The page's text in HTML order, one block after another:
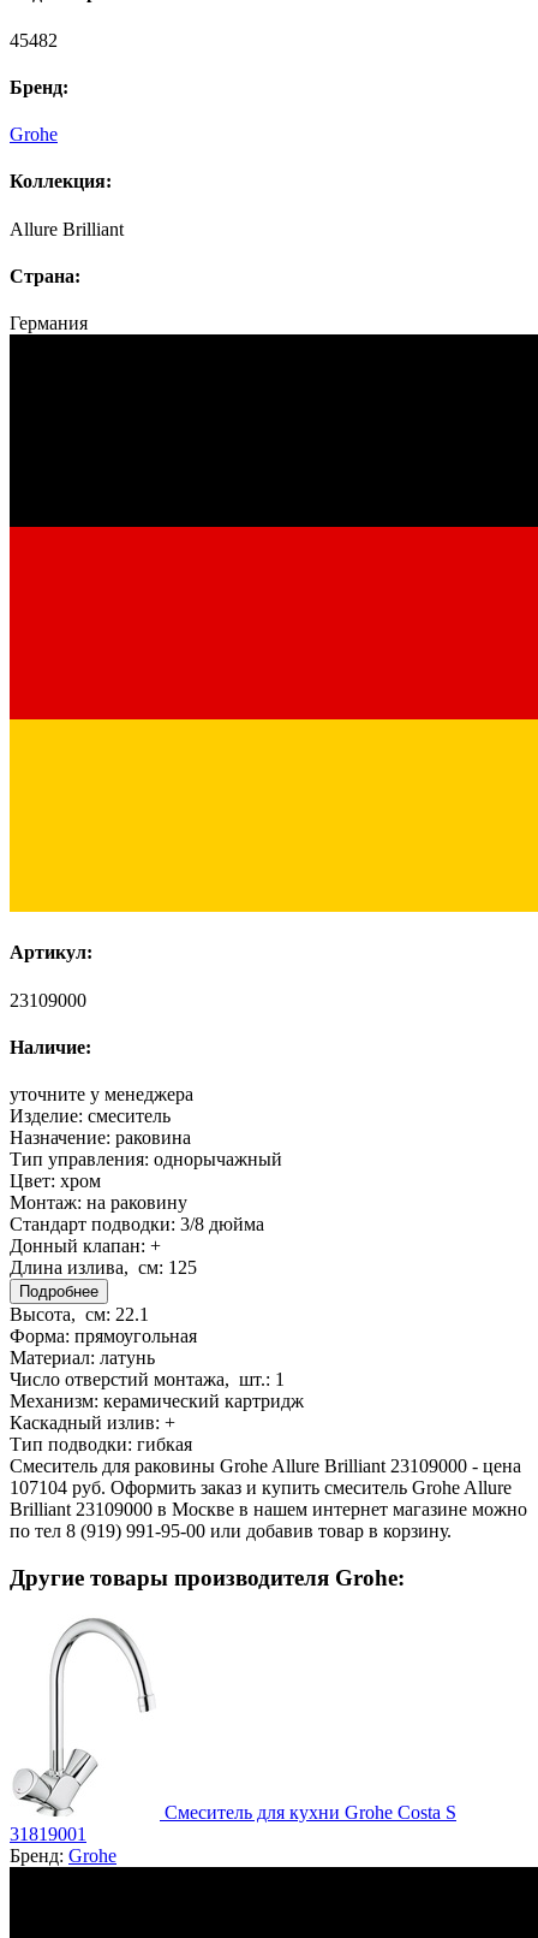
45482
Бренд:
Grohe
Коллекция:
Allure Brilliant
Страна:
Германия
Артикул:
23109000
Наличие:
уточните у менеджера
Изделие: смеситель
Назначение: раковина
Тип управления: однорычажный
Цвет: хром
Монтаж: на раковину
Стандарт подводки: 3/8 дюйма
Донный клапан: +
Длина излива, см: 125
Подробнее
Высота, см: 22.1
Форма: прямоугольная
Материал: латунь
Число отверстий монтажа, шт.: 1
Механизм: керамический картридж
Каскадный излив: +
Тип подводки: гибкая
Смеситель для раковины Grohe Allure Brilliant 23109000 - цена
107104 руб. Оформить заказ и купить смеситель Grohe Allure
Brilliant 23109000 в Москве в нашем интернет магазине можно
по тел 8 (919) 991-95-00 или добавив товар в корзину.
Другие товары производителя Grohe:
Смеситель для кухни Grohe Costa S
31819001
Бренд: Grohe